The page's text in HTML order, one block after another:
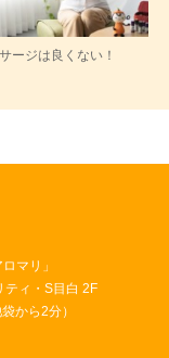
ージは良くない！
マリ」
ティ・S目白 2F
から2分）